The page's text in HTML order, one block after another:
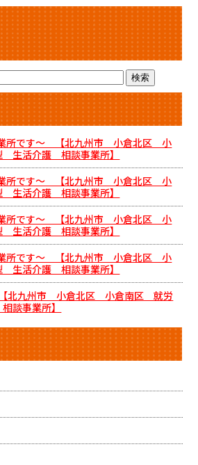
所です～ 【北九州市 小倉北区 小
生活介護 相談事業所】
所です～ 【北九州市 小倉北区 小
生活介護 相談事業所】
所です～ 【北九州市 小倉北区 小
生活介護 相談事業所】
所です～ 【北九州市 小倉北区 小
生活介護 相談事業所】
北九州市 小倉北区 小倉南区 就労
談事業所】